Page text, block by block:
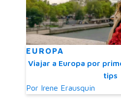
EUROPA
Viajar a Europa por
tips
Por Irene Erausquin